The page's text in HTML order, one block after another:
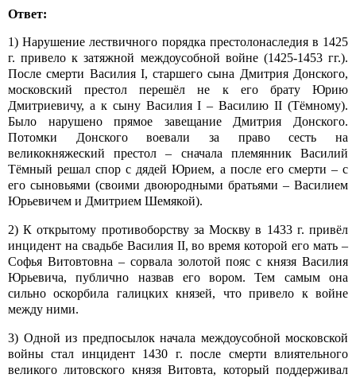
Ответ:
1) Нарушение лествичного порядка престолонаследия в 1425
г. привело к затяжной междоусобной войне (1425-1453 гг.).
После смерти Василия I, старшего сына Дмитрия Донского,
московский престол перешёл не к его брату Юрию
Дмитриевичу, а к сыну Василия I – Василию II (Тёмному).
Было нарушено прямое завещание Дмитрия Донского.
Потомки Донского воевали за право сесть на
великокняжеский престол – сначала племянник Василий
Тёмный решал спор с дядей Юрием, а после его смерти – с
его сыновьями (своими двоюродными братьями – Василием
Юрьевичем и Дмитрием Шемякой).
2) К открытому противоборству за Москву в 1433 г. привёл
инцидент на свадьбе Василия II, во время которой его мать –
Софья Витовтовна – сорвала золотой пояс с князя Василия
Юрьевича, публично назвав его вором. Тем самым она
сильно оскорбила галицких князей, что привело к войне
между ними.
3) Одной из предпосылок начала междоусобной московской
войны стал инцидент 1430 г. после смерти влиятельного
великого литовского князя Витовта, который поддерживал